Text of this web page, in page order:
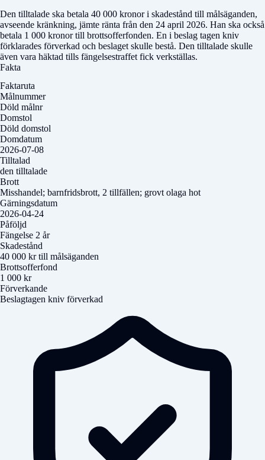
Den tilltalade ska betala 40 000 kronor i skadestånd till målsäganden,
avseende kränkning, jämte ränta från den 24 april 2026. Han ska också
betala 1 000 kronor till brottsofferfonden. En i beslag tagen kniv
förklarades förverkad och beslaget skulle bestå. Den tilltalade skulle
även vara häktad tills fängelsestraffet fick verkställas.
Fakta
Faktaruta
Målnummer
Döld målnr
Domstol
Döld domstol
Domdatum
2026-07-08
Tilltalad
den tilltalade
Brott
Misshandel; barnfridsbrott, 2 tillfällen; grovt olaga hot
Gärningsdatum
2026-04-24
Påföljd
Fängelse 2 år
Skadestånd
40 000 kr till målsäganden
Brottsofferfond
1 000 kr
Förverkande
Beslagtagen kniv förverkad